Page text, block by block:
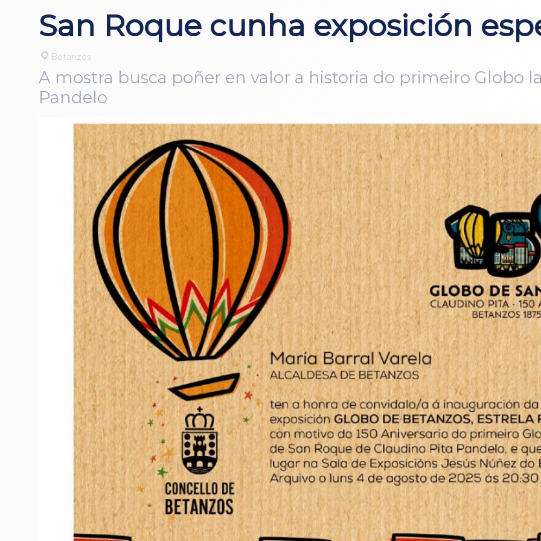
San Roque cunha exposición
Betanzos
A mostra busca poñer en valor a historia do primeiro Globo
Pandelo